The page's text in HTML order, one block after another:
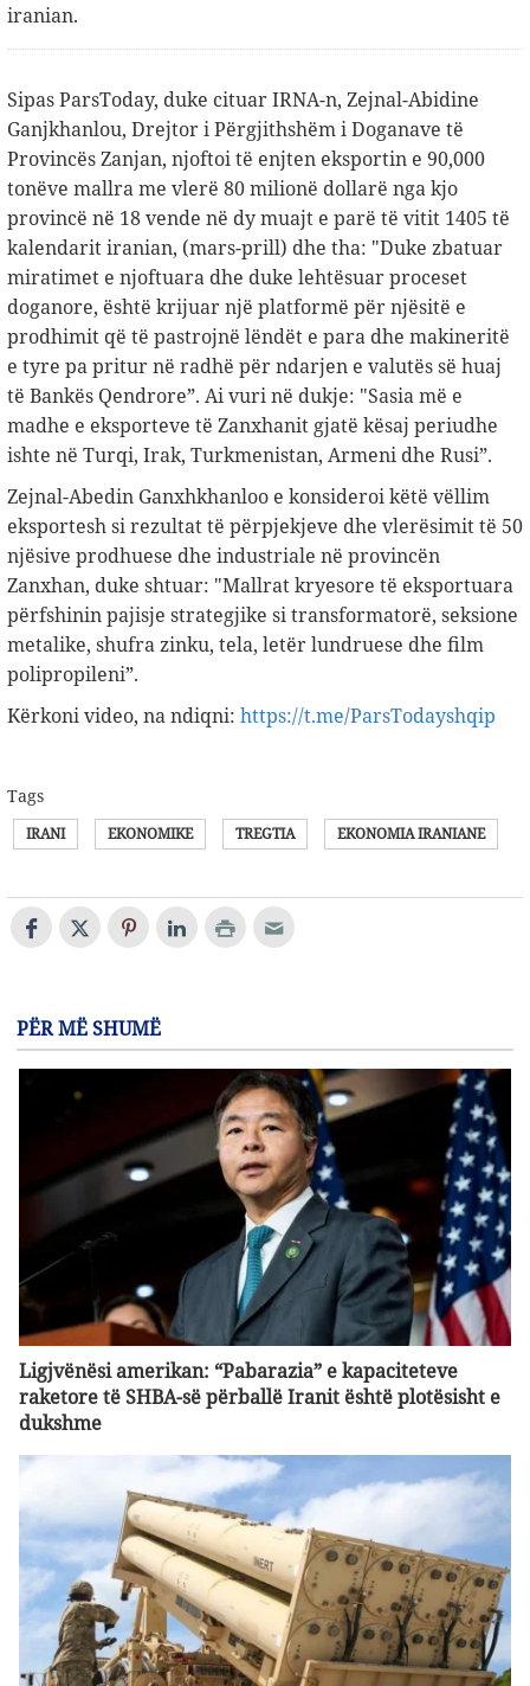
iranian.
Sipas ParsToday, duke cituar IRNA-n, Zejnal-Abidine
Ganjkhanlou, Drejtor i Përgjithshëm i Doganave të
Provincës Zanjan, njoftoi të enjten eksportin e 90,000
tonëve mallra me vlerë 80 milionë dollarë nga kjo
provincë në 18 vende në dy muajt e parë të vitit 1405 të
kalendarit iranian, (mars-prill) dhe tha: "Duke zbatuar
miratimet e njoftuara dhe duke lehtësuar proceset
doganore, është krijuar një platformë për njësitë e
prodhimit që të pastrojnë lëndët e para dhe makineritë
e tyre pa pritur në radhë për ndarjen e valutës së huaj
të Bankës Qendrore”. Ai vuri në dukje: "Sasia më e
madhe e eksporteve të Zanxhanit gjatë kësaj periudhe
ishte në Turqi, Irak, Turkmenistan, Armeni dhe Rusi”.
Zejnal-Abedin Ganxhkhanloo e konsideroi këtë vëllim
eksportesh si rezultat të përpjekjeve dhe vlerësimit të 50
njësive prodhuese dhe industriale në provincën
Zanxhan, duke shtuar: "Mallrat kryesore të eksportuara
përfshinin pajisje strategjike si transformatorë, seksione
metalike, shufra zinku, tela, letër lundruese dhe film
polipropileni”.
Kërkoni video, na ndiqni: https://t.me/ParsTodayshqip
Tags
IRANI EKONOMIKE TREGTIA EKONOMIA IRANIANE
PËR MË SHUMË
Ligjvënësi amerikan: “Pabarazia” e kapaciteteve
raketore të SHBA-së përballë Iranit është plotësisht e
dukshme